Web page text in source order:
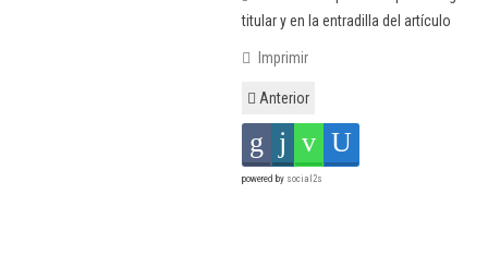
titular y en la entradilla del artículo
Imprimir
Anterior
powered by social2s